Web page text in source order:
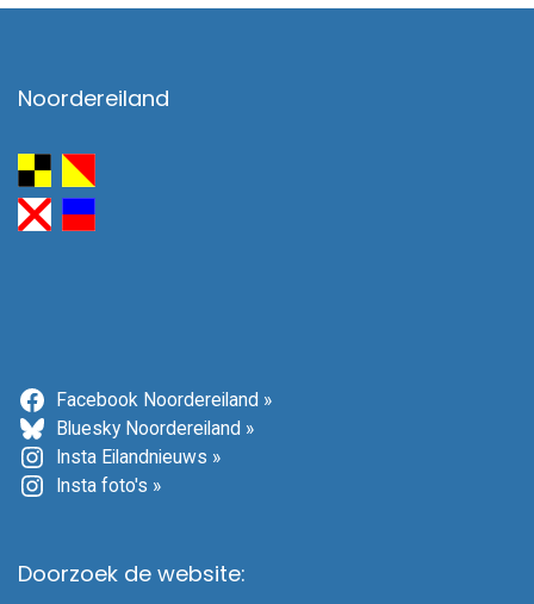
Noordereiland
Facebook Noordereiland »
Bluesky Noordereiland »
Insta Eilandnieuws »
Insta foto's »
Doorzoek de website: